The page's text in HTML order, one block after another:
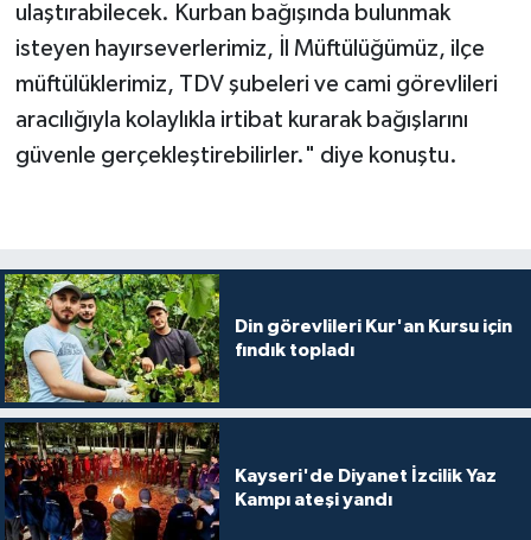
ulaştırabilecek. Kurban bağışında bulunmak
isteyen hayırseverlerimiz, İl Müftülüğümüz, ilçe
müftülüklerimiz, TDV şubeleri ve cami görevlileri
aracılığıyla kolaylıkla irtibat kurarak bağışlarını
güvenle gerçekleştirebilirler." diye konuştu.
Din görevlileri Kur'an Kursu için
fındık topladı
Kayseri'de Diyanet İzcilik Yaz
Kampı ateşi yandı
Gümüşhane Müftülüğü
Hakkari Müftülüğü
Hatay Müftülüğü
Isparta Müftülüğü
İstanbul Müftülüğü
İzmir Müftülüğü
Kahramanmaraş Müftülüğü
Karabük Müftülüğü